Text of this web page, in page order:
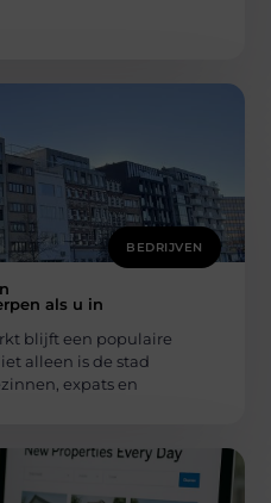
BEDRIJVEN
als u in
blijft een populaire
alleen is de stad
expats en